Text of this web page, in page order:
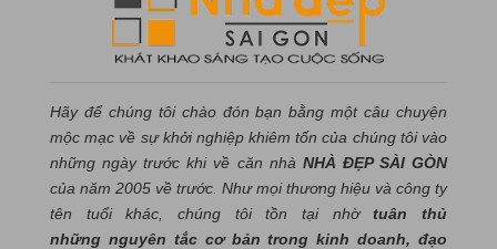
Hãy để chúng tôi chào đón bạn bằng một câu chuyện
mộc mạc về sự khởi nghiệp khiêm tốn của chúng tôi vào
những ngày trước khi về căn nhà NHÀ ĐẸP SÀI GÒN
của năm 2005 về trước. Như mọi thương hiệu và công ty
tên tuổi khác, chúng tôi tồn tại nhờtuân thủ
những nguyên tắc cơ bản trong kinh doanh, đạo